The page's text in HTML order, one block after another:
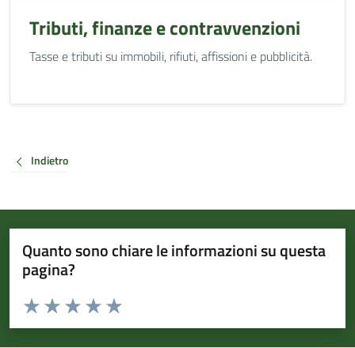
Tributi, finanze e contravvenzioni
Tasse e tributi su immobili, rifiuti, affissioni e pubblicità.
Indietro
Quanto sono chiare le informazioni su questa
pagina?
Valuta da 1 a 5 stelle la pagina
Valuta 5 stelle su 5
Valuta 4 stelle su 5
Valuta 3 stelle su 5
Valuta 2 stelle su 5
Valuta 1 stelle su 5